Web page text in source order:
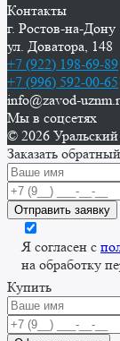
Контакты
г. Ростов-на-Дону
ул. Доватора, 148
+7 (922) 198-69-89
+7 (996) 592-00-65
info@zavod-
Мы в соцсетях
© 2026
Заказать
Я согласен с
на обработку
Купить